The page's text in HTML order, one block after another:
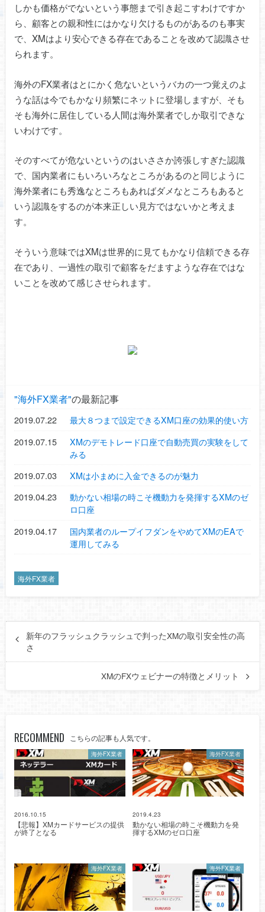
しかも価格がでないという事態まで引き起こすわけですか
ら、顧客との親和性にはかなり欠けるものがあるのも事実
で、XMはより安心できる存在であることを改めて認識させ
られます。
海外のFX業者はとにかく危ないというバカの一つ覚えのよ
うな話は今でもかなり頻繁にネットに登場しますが、そも
そも海外に居住している人間は海外業者でしか取引できな
いわけです。
そのすべてが危ないというのはいささか誇張しすぎた認識
で、国内業者にもいろいろなところがあるのと同じように
海外業者にも秀逸なところもあればダメなところもあると
いう認識をするのが本来正しい見方ではないかと考えま
す。
そういう意味ではXMは世界的に見てもかなり信頼できる存
在であり、一過性の取引で顧客をだますような存在ではな
いことを改めて感じさせられます。
海外FX業者 の最新記事
2019.07.22
最大８つまで設定できるXM口座の効果的使い方
2019.07.15
XMのデモトレード口座で自動売買の実験をして
みる
2019.07.03
XMは小まめに入金できるのが魅力
2019.04.23
動かない相場の時こそ機動力を発揮するXMのゼ
ロ口座
2019.04.17
国内業者のループイフダンをやめてXMのEAで
運用してみる
海外FX業者
新年のフラッシュクラッシュで判ったXMの取引安全性の高
さ
XMのFXウェビナーの特徴とメリット
RECOMMEND こちらの記事も人気です。
海外FX業者
2016.10.15
【悲報】XMカードサービスの提供
が終了となる
海外FX業者
2019.4.23
動かない相場の時こそ機動力を発
揮するXMのゼロ口座
海外FX業者 海外FX業者